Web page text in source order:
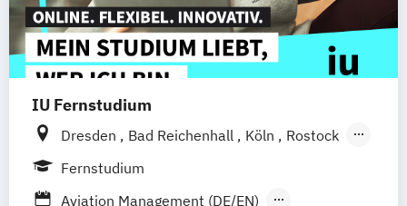
IU Fernstudium
Dresden Bad Reichenhall Köln
Rostock
Freiburg
Fernstudium
Aviation Management (DE/EN)